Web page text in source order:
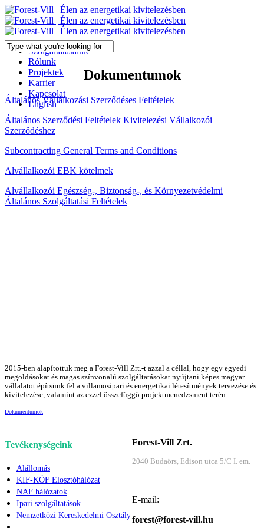
Skip
to
main
content
Menu Szolgáltatásaink
Rólunk
Projektek
Karrier
Kapcsolat
English
Search
Dokumentumok
Általános Vállalkozási Szerződéses Feltételek
Általános Szerződési Feltételek Kivitelezési Vállalkozói
Szerződéshez
Subcontracting General Terms and Conditions
Alvállalkozói EBK kötelmek
Alvállalkozói Egészség-, Biztonság-, és Környezetvédelmi
Általános Szolgáltatási Feltételek
2015-ben alapítottuk meg a Forest-Vill Zrt.-t azzal a céllal, hogy egy egyedi
megoldásokat és magas színvonalú szolgáltatásokat nyújtani képes magyar
vállalatot építsünk fel a villamosipari és energetikai létesítmények tervezése és
kivitelezése, valamint az ezzel összefüggő projektmenedzsment terén.
Dokumentumok
Tevékenységeink
Alállomás
KIF-KÖF Elosztóhálózat
NAF hálózatok
Ipari szolgáltatások
Nemzetközi Kereskedelmi Osztály
Forest-Vill Zrt.
2040 Budaörs, Edison utca 5/C I. em.
E-mail:
forest@forest-vill.hu